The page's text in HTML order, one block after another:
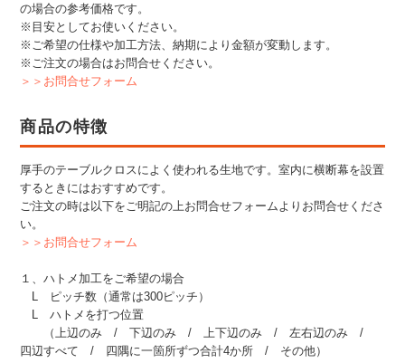
の場合の参考価格です。
※目安としてお使いください。
※ご希望の仕様や加工方法、納期により金額が変動します。
※ご注文の場合はお問合せください。
＞＞お問合せフォーム
商品の特徴
厚手のテーブルクロスによく使われる生地です。室内に横断幕を設置
するときにはおすすめです。
ご注文の時は以下をご明記の上お問合せフォームよりお問合せくださ
い。
＞＞お問合せフォーム
１、ハトメ加工をご希望の場合
L ピッチ数（通常は300ピッチ）
L ハトメを打つ位置
（上辺のみ / 下辺のみ / 上下辺のみ / 左右辺のみ /
四辺すべて / 四隅に一箇所ずつ合計4か所 / その他）